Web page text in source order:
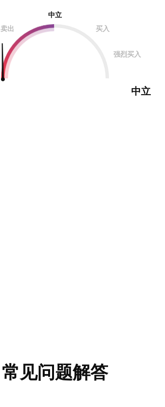
中立
卖出
买入
强烈买入
中立
常见问题解答